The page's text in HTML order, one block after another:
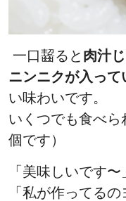
一口齧ると 肉汁
ニンニクが入って
い味わいです。
いくつでも食べら
個です）
「美味しいです
「私が作ってる